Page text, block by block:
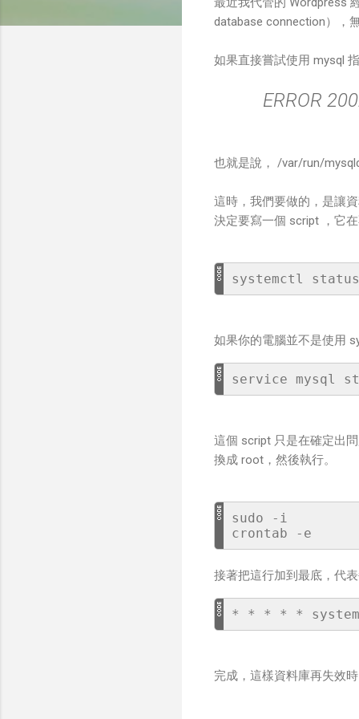
database connection），
如果直接嘗試使用 mysql
ERROR
也就是說， /var/run/
這時，我們要做的，是讓
決定要寫一個 script ，它
如果你的電腦並不是使用
這個 script 只是在確定出
換成 root，然後執行。
sudo -i
接著把這行加到最底，代表
完成，這樣資料庫再失效